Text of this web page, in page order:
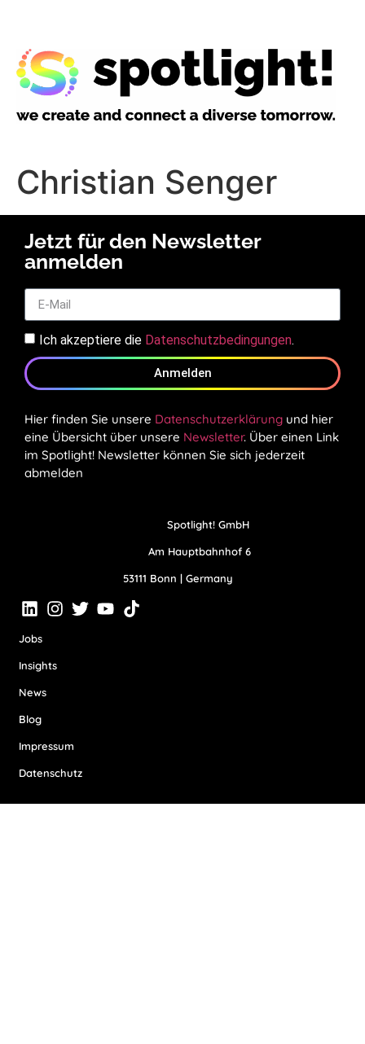
Christian Senger
Jetzt für den Newsletter
anmelden
Ich akzeptiere die Datenschutzbedingungen.
Anmelden
Hier finden Sie unsere Datenschutzerklärung und hier
eine Übersicht über unsere Newsletter. Über einen Link
im Spotlight! Newsletter können Sie sich jederzeit
abmelden
Spotlight! GmbH
Am Hauptbahnhof 6
53111 Bonn | Germany
Jobs
Insights
News
Blog
Impressum
Datenschutz